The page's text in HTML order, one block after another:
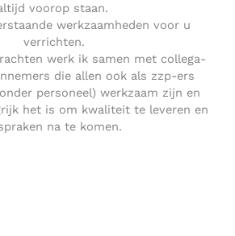
voorop staan.
werkzaamheden voor u
verrichten.
werk ik samen met collega-
die allen ook als zzp-ers
personeel) werkzaam zijn en
het is om kwaliteit te leveren en
na te komen.